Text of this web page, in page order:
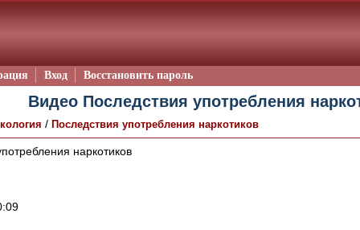
Вход Восстановить пароль
Видео Последствия употребления
/ Последствия употребления наркотиков
наркотиков